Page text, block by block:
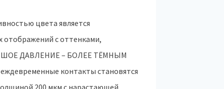
цвета является
отображений с оттенками,
ДАВЛЕНИЕ – БОЛЕЕ ТЁМНЫМ
контакты становятся